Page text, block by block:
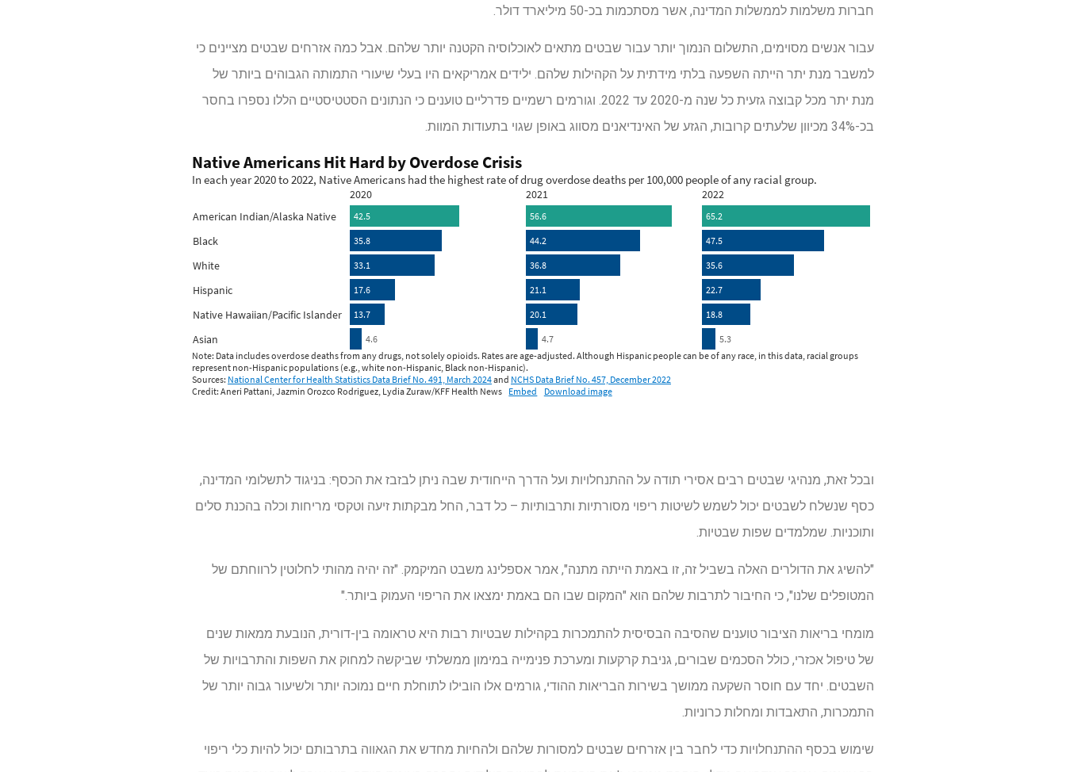
חברות משלמות לממשלות המדינה, אשר מסתכמות בכ-50 מיליארד דולר.
עבור אנשים מסוימים, התשלום הנמוך יותר עבור שבטים מתאים לאוכלוסיה הקטנה יותר שלהם. אבל כמה אזרחים שבטים מציינים כי
למשבר מנת יתר הייתה השפעה בלתי מידתית על הקהילות שלהם. ילידים אמריקאים היו בעלי שיעורי התמותה הגבוהים ביותר של
מנת יתר מכל קבוצה גזעית כל שנה מ-2020 עד 2022. וגורמים רשמיים פדרליים טוענים כי הנתונים הסטטיסטיים הללו נספרו בחסר
בכ-34% מכיוון שלעתים קרובות, הגזע של האינדיאנים מסווג באופן שגוי בתעודות המוות.
ובכל זאת, מנהיגי שבטים רבים אסירי תודה על ההתנחלויות ועל הדרך הייחודית שבה ניתן לבזבז את הכסף: בניגוד לתשלומי המדינה,
כסף שנשלח לשבטים יכול לשמש לשיטות ריפוי מסורתיות ותרבותיות – כל דבר, החל מבקתות זיעה וטקסי מריחות וכלה בהכנת סלים
ותוכניות. שמלמדים שפות שבטיות.
"להשיג את הדולרים האלה בשביל זה, זו באמת הייתה מתנה", אמר אספלינג משבט המיקמק. "זה יהיה מהותי לחלוטין לרווחתם של
המטופלים שלנו", כי החיבור לתרבות שלהם הוא "המקום שבו הם באמת ימצאו את הריפוי העמוק ביותר."
מומחי בריאות הציבור טוענים שהסיבה הבסיסית להתמכרות בקהילות שבטיות רבות היא טראומה בין-דורית, הנובעת ממאות שנים
של טיפול אכזרי, כולל הסכמים שבורים, גניבת קרקעות ומערכת פנימייה במימון ממשלתי שביקשה למחוק את השפות והתרבויות של
השבטים. יחד עם חוסר השקעה ממושך בשירות הבריאות ההודי, גורמים אלו הובילו לתוחלת חיים נמוכה יותר ולשיעור גבוה יותר של
התמכרות, התאבדות ומחלות כרוניות.
שימוש בכסף ההתנחלויות כדי לחבר בין אזרחים שבטים למסורות שלהם ולהחיות מחדש את הגאווה בתרבותם יכול להיות כלי ריפוי